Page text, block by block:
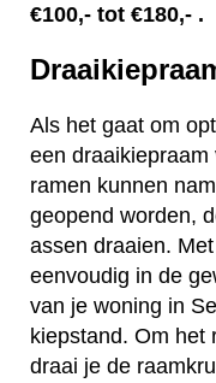
€100,- tot €180,- .
Als het gaat om
een
ramen kunnen
geopend worden,
assen draaien.
eenvoudig in de
van je woning in
kiepstand. Om het
draai je de